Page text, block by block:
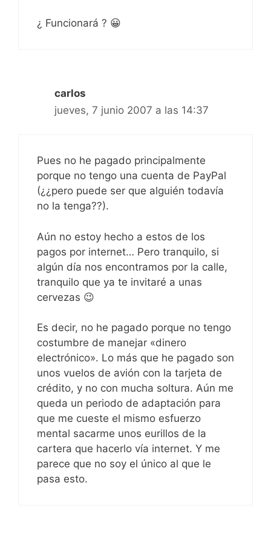
¿ Funcionará ? 😀
carlos
jueves, 7 junio 2007 a las 14:37
Pues no he pagado principalmente
porque no tengo una cuenta de PayPal
(¿¿pero puede ser que alguién todavía
no la tenga??).
Aún no estoy hecho a estos de los
pagos por internet… Pero tranquilo, si
algún día nos encontramos por la calle,
tranquilo que ya te invitaré a unas
cervezas 😉
Es decir, no he pagado porque no tengo
costumbre de manejar «dinero
electrónico». Lo más que he pagado son
unos vuelos de avión con la tarjeta de
crédito, y no con mucha soltura. Aún me
queda un periodo de adaptación para
que me cueste el mismo esfuerzo
mental sacarme unos eurillos de la
cartera que hacerlo vía internet. Y me
parece que no soy el único al que le
pasa esto.